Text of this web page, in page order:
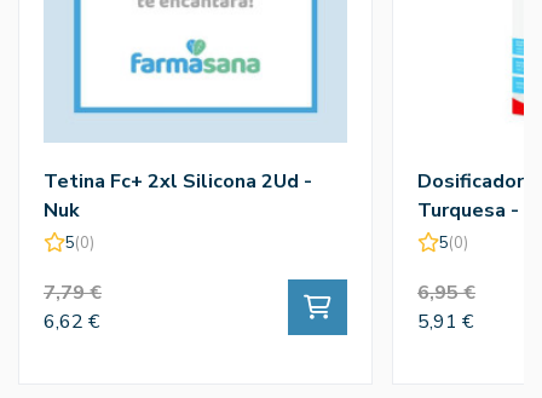
Tetina Fc+ 2xl Silicona 2Ud -
Nuk
5(0)
7,79 €
6,62 €
Dosificador
Turquesa -
5(0)
6,95 €
5,91 €